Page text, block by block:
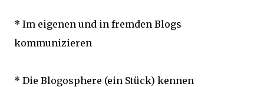
* Im eigenen und in fremden Blogs
kommunizieren
* Die Blogosphere (ein Stück) kennen